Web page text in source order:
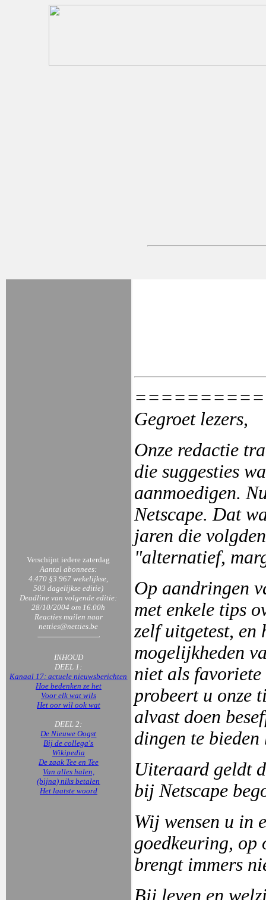
Verschijnt iedere zaterdag
Aantal abonnees:
4.470 §3.967 wekelijkse,
503 dagelijkse editie)
Deadline van volgende editie:
28/10/2004 om 16.00h
Reacties mailen naar
netties@netties.be
INHOUD
DEEL 1:
Kanaal 17: actuele nieuwsberichten
Hoe bedenken ze het
Voor elk wat wils
Het oor wil ook wat
DEEL 2:
De Nieuwe Oogst
Bij de collega's
Wikipedia
De zaak Tee en Tee
Van alles halen,
(bijna) niks betalen
Het laatste woord
Gegroet lezers,
Onze redactie
die suggesties
aanmoedigen.
Netscape. Dat
jaren die
"alternatief,
Op aandringen
met enkele tips
zelf uitgetest, en
mogelijkheden
niet als
probeert u onze
alvast doen
dingen te bieden
Uiteraard geldt
bij Netscape
Wij wensen u in
goedkeuring, op
brengt immers
Bij leven en